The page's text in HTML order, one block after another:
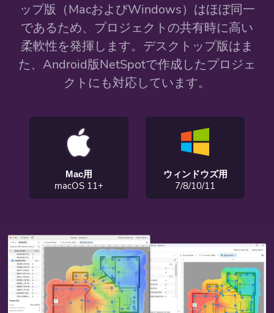
ップ版（MacおよびWindows）はほぼ同一
であるため、プロジェクトの共有時に高い
柔軟性を発揮します。デスクトップ版はま
た、Android版NetSpotで作成したプロジェ
クトにも対応しています。
Mac用
macOS 11+
ウィンドウズ用
7/8/10/11